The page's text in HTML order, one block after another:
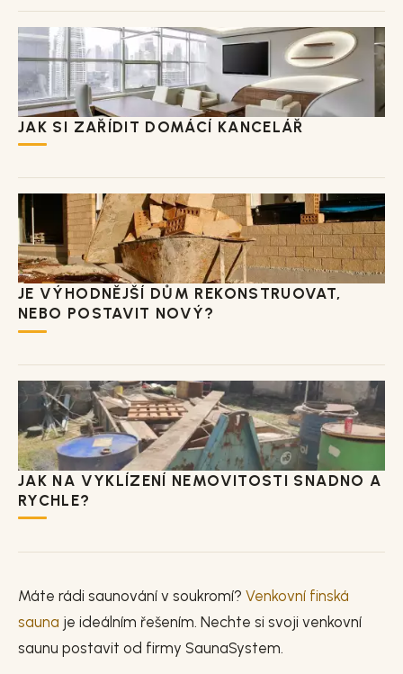
JAK SI ZAŘÍDIT DOMÁCÍ KANCELÁŘ
JE VÝHODNĚJŠÍ DŮM REKONSTRUOVAT,
NEBO POSTAVIT NOVÝ?
JAK NA VYKLÍZENÍ NEMOVITOSTI SNADNO A
RYCHLE?
Máte rádi saunování v soukromí? Venkovní finská
sauna je ideálním řešením. Nechte si svoji venkovní
saunu postavit od firmy SaunaSystem.